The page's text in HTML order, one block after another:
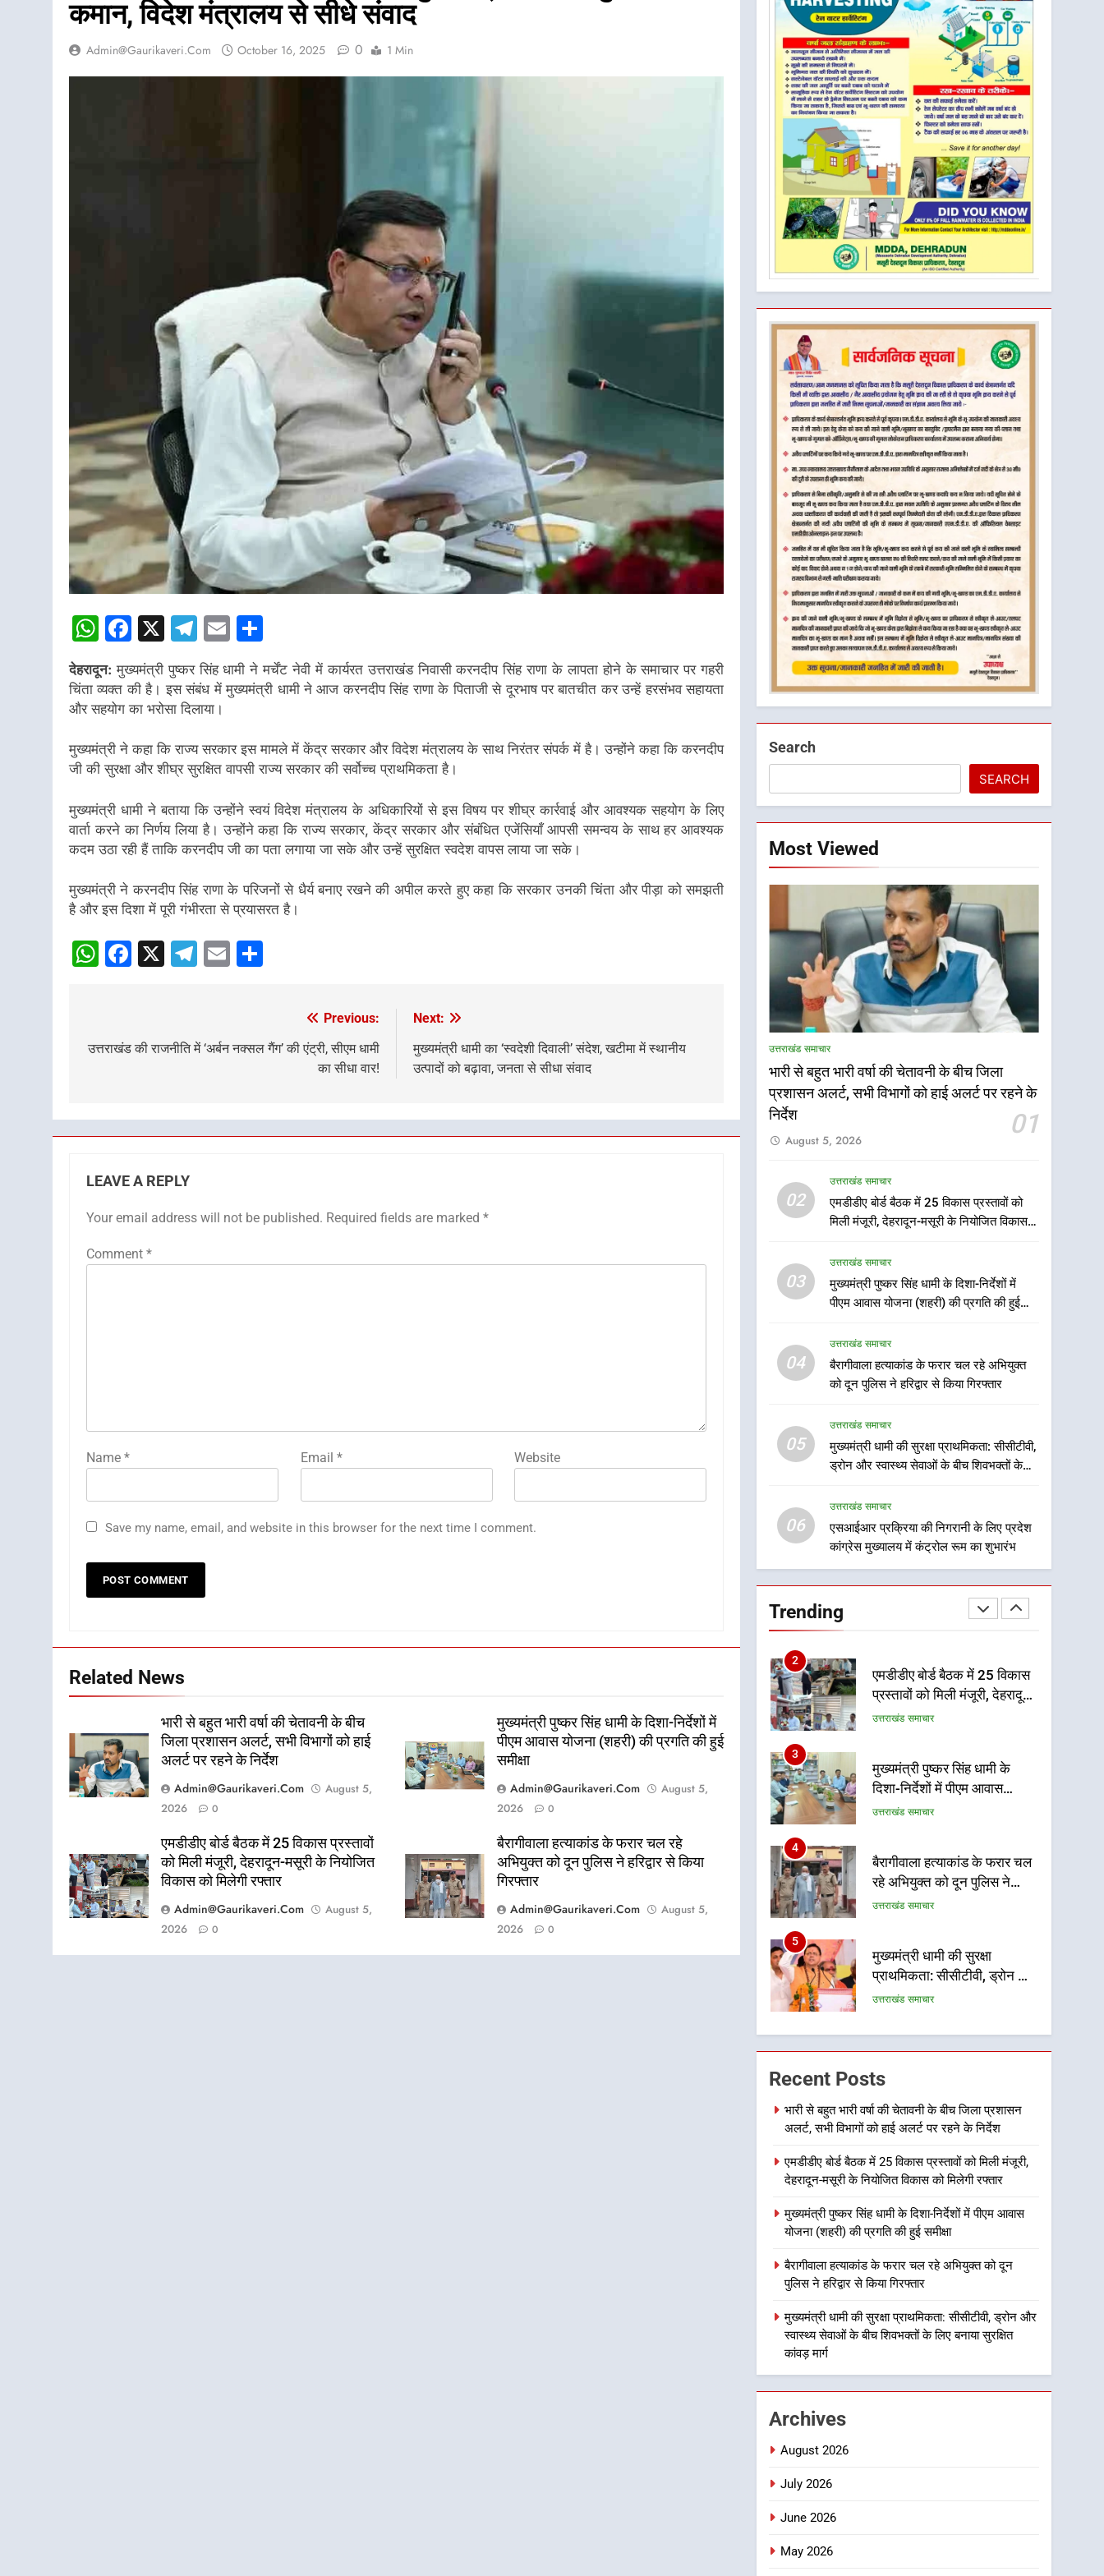
कमान, विदेश मंत्रालय से सीधे संवाद
Admin@gaurikaveri.com October 16, 2025 0 1 Min
WhatsApp
Facebook
X Telegram
Email
देहरादून: मुख्यमंत्री पुष्कर सिंह धामी ने मर्चेंट नेवी में कार्यरत उत्तराखंड निवासी करनदीप सिंह राणा के लापता होने के समाचार पर गहरी
चिंता व्यक्त की है। इस संबंध में मुख्यमंत्री धामी ने आज करनदीप सिंह राणा के पिताजी से दूरभाष पर बातचीत कर उन्हें हरसंभव सहायता
और सहयोग का भरोसा दिलाया।
मुख्यमंत्री ने कहा कि राज्य सरकार इस मामले में केंद्र सरकार और विदेश मंत्रालय के साथ निरंतर संपर्क में है। उन्होंने कहा कि करनदीप
जी की सुरक्षा और शीघ्र सुरक्षित वापसी राज्य सरकार की सर्वोच्च प्राथमिकता है।
मुख्यमंत्री धामी ने बताया कि उन्होंने स्वयं विदेश मंत्रालय के अधिकारियों से इस विषय पर शीघ्र कार्रवाई और आवश्यक सहयोग के लिए
वार्ता करने का निर्णय लिया है। उन्होंने कहा कि राज्य सरकार, केंद्र सरकार और संबंधित एजेंसियाँ आपसी समन्वय के साथ हर आवश्यक
कदम उठा रही हैं ताकि करनदीप जी का पता लगाया जा सके और उन्हें सुरक्षित स्वदेश वापस लाया जा सके।
मुख्यमंत्री ने करनदीप सिंह राणा के परिजनों से धैर्य बनाए रखने की अपील करते हुए कहा कि सरकार उनकी चिंता और पीड़ा को समझती
है और इस दिशा में पूरी गंभीरता से प्रयासरत है।
WhatsApp
Facebook
X Telegram
Email
navigation
Previous:
उत्तराखंड की राजनीति में ‘अर्बन नक्सल गैंग’ की एंट्री, सीएम धामी
का सीधा वार!
Next:
मुख्यमंत्री धामी का ‘स्वदेशी दिवाली’ संदेश, खटीमा में स्थानीय
उत्पादों को बढ़ावा, जनता से सीधा संवाद
LEAVE A REPLY
Your email address will not be published. Required fields are marked *
Comment *
Name * Email * Website
Save my name, email, and website in this browser for the next time I comment.
Related News
भारी से बहुत भारी वर्षा की चेतावनी के बीच
जिला प्रशासन अलर्ट, सभी विभागों को हाई
अलर्ट पर रहने के निर्देश
Admin@gaurikaveri.com
August 5,
2026
0
मुख्यमंत्री पुष्कर सिंह धामी के दिशा-निर्देशों में
पीएम आवास योजना (शहरी) की प्रगति की हुई
समीक्षा
Admin@gaurikaveri.com
August 5,
2026
0
एमडीडीए बोर्ड बैठक में 25 विकास प्रस्तावों
को मिली मंजूरी, देहरादून-मसूरी के नियोजित
विकास को मिलेगी रफ्तार
Admin@gaurikaveri.com
August 5,
2026
0
बैरागीवाला हत्याकांड के फरार चल रहे
अभियुक्त को दून पुलिस ने हरिद्वार से किया
गिरफ्तार
Admin@gaurikaveri.com
August 5,
2026
0
Search
SEARCH
Most Viewed
उत्तराखंड समाचार
भारी से बहुत भारी वर्षा की चेतावनी के बीच जिला
प्रशासन अलर्ट, सभी विभागों को हाई अलर्ट पर रहने के
निर्देश
01
August 5, 2026
02
उत्तराखंड समाचार
एमडीडीए बोर्ड बैठक में 25 विकास प्रस्तावों को
मिली मंजूरी, देहरादून-मसूरी के नियोजित विकास
03
उत्तराखंड समाचार
मुख्यमंत्री पुष्कर सिंह धामी के दिशा-निर्देशों में
पीएम आवास योजना (शहरी) की प्रगति की हुई
04
उत्तराखंड समाचार
बैरागीवाला हत्याकांड के फरार चल रहे अभियुक्त
को दून पुलिस ने हरिद्वार से किया गिरफ्तार
05
उत्तराखंड समाचार
मुख्यमंत्री धामी की सुरक्षा प्राथमिकता: सीसीटीवी,
ड्रोन और स्वास्थ्य सेवाओं के बीच शिवभक्तों के
06
उत्तराखंड समाचार
एसआईआर प्रक्रिया की निगरानी के लिए प्रदेश
कांग्रेस मुख्यालय में कंट्रोल रूम का शुभारंभ
Trending
5
मुख्यमंत्री धामी की सुरक्षा
प्राथमिकता: सीसीटीवी, ड्रोन और
के लिए बनाया सुरक्षित कांवड़ मार्ग
6
एसआईआर प्रक्रिया की निगरानी
कंट्रोल रूम का शुभारंभ
उत्तराखंड समाचार
7
सड़क सुरक्षा पर डीएम का सख्त
उत्तराखंड समाचार
मुख्यमंत्री से शिष्टाचार भेंट पर्यटन
और सांस्कृतिक गतिविधियों के
विस्तार पर हुई चर्चा
उत्तराखंड समाचार
1
भारी से बहुत भारी वर्षा की चेतावनी
के बीच जिला प्रशासन अलर्ट, सभी
विभागों को हाई अलर्ट पर रहने के
2
एमडीडीए बोर्ड बैठक में 25 विकास
प्रस्तावों को मिली मंजूरी, देहरादून-
मसूरी के नियोजित विकास को
उत्तराखंड समाचार
3
मुख्यमंत्री पुष्कर सिंह धामी के
दिशा-निर्देशों में पीएम आवास
योजना (शहरी) की प्रगति की हुई
उत्तराखंड समाचार
4
बैरागीवाला हत्याकांड के फरार चल
रहे अभियुक्त को दून पुलिस ने
हरिद्वार से किया गिरफ्तार
उत्तराखंड समाचार
5
मुख्यमंत्री धामी की सुरक्षा
प्राथमिकता: सीसीटीवी, ड्रोन और
स्वास्थ्य सेवाओं के बीच शिवभक्तों
उत्तराखंड समाचार
6
एसआईआर प्रक्रिया की निगरानी
के लिए प्रदेश कांग्रेस मुख्यालय में
कंट्रोल रूम का शुभारंभ
7
एक्शन, ब्लैक स्पॉट होंगे सुरक्षित, हर
माह होगी प्रगति समीक्षा
उत्तराखंड समाचार
8
महाराज की राजस्थान के
मुख्यमंत्री से शिष्टाचार भेंट पर्यटन
और सांस्कृतिक गतिविधियों के
उत्तराखंड समाचार
1
भारी से बहुत भारी वर्षा की चेतावनी
निर्देश
उत्तराखंड समाचार
Recent Posts
भारी से बहुत भारी वर्षा की चेतावनी के बीच जिला प्रशासन
अलर्ट, सभी विभागों को हाई अलर्ट पर रहने के निर्देश
एमडीडीए बोर्ड बैठक में 25 विकास प्रस्तावों को मिली मंजूरी,
देहरादून-मसूरी के नियोजित विकास को मिलेगी रफ्तार
मुख्यमंत्री पुष्कर सिंह धामी के दिशा-निर्देशों में पीएम आवास
योजना (शहरी) की प्रगति की हुई समीक्षा
बैरागीवाला हत्याकांड के फरार चल रहे अभियुक्त को दून
पुलिस ने हरिद्वार से किया गिरफ्तार
मुख्यमंत्री धामी की सुरक्षा प्राथमिकता: सीसीटीवी, ड्रोन और
स्वास्थ्य सेवाओं के बीच शिवभक्तों के लिए बनाया सुरक्षित
कांवड़ मार्ग
Archives
August 2026
July 2026
June 2026
May 2026